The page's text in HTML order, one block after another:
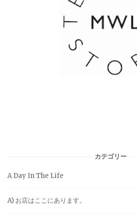
カテゴリー
A Day In The Life
A) お店はここにあります。